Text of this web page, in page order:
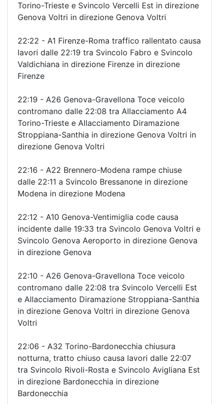
Torino-Trieste e Svincolo Vercelli Est in direzione
Genova Voltri in direzione Genova Voltri
22:22 - A1 Firenze-Roma traffico rallentato causa
lavori dalle 22:19 tra Svincolo Fabro e Svincolo
Valdichiana in direzione Firenze in direzione
Firenze
22:19 - A26 Genova-Gravellona Toce veicolo
contromano dalle 22:08 tra Allacciamento A4
Torino-Trieste e Allacciamento Diramazione
Stroppiana-Santhia in direzione Genova Voltri in
direzione Genova Voltri
22:16 - A22 Brennero-Modena rampe chiuse
dalle 22:11 a Svincolo Bressanone in direzione
Modena in direzione Modena
22:12 - A10 Genova-Ventimiglia code causa
incidente dalle 19:33 tra Svincolo Genova Voltri e
Svincolo Genova Aeroporto in direzione Genova
in direzione Genova
22:10 - A26 Genova-Gravellona Toce veicolo
contromano dalle 22:08 tra Svincolo Vercelli Est
e Allacciamento Diramazione Stroppiana-Santhia
in direzione Genova Voltri in direzione Genova
Voltri
22:06 - A32 Torino-Bardonecchia chiusura
notturna, tratto chiuso causa lavori dalle 22:07
tra Svincolo Rivoli-Rosta e Svincolo Avigliana Est
in direzione Bardonecchia in direzione
Bardonecchia